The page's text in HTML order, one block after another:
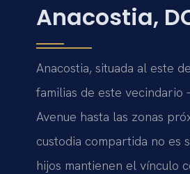
Anacostia,
Anacostia, situada al este
familias de este
Avenue hasta las zonas
custodia compartida no es
hijos mantienen el vínculo